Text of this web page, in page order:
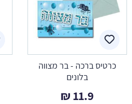
כרטיס ברכה - בר מצווה
בלונים
11.9
₪